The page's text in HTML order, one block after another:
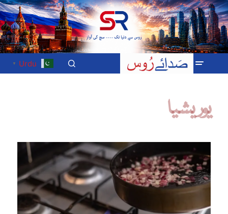
Urdu
▼
یوریشیا